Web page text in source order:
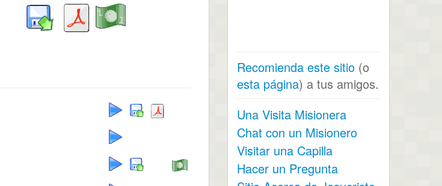
Recomienda este sitio (o
esta página) a tus amigos.
Una Visita Misionera
Chat con un Misionero
Visitar una Capilla
Hacer un Pregunta